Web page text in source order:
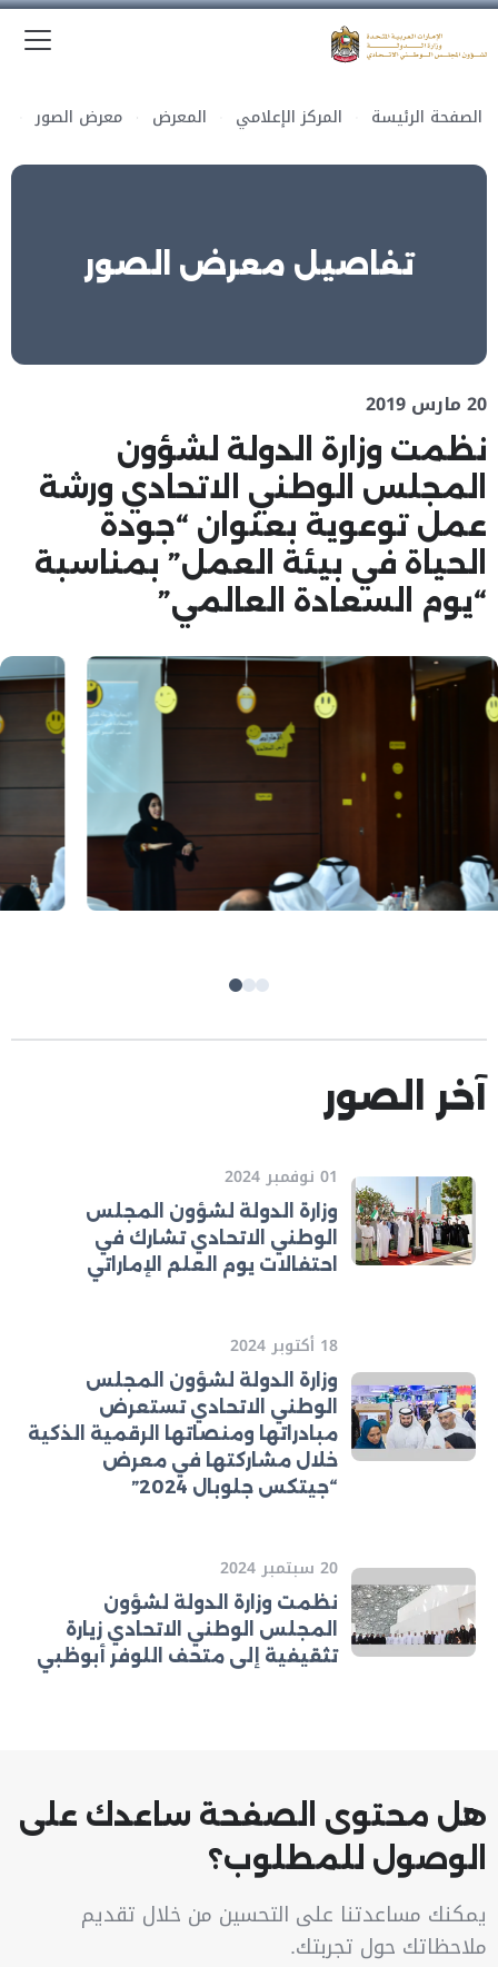
الصفحة الرئيسة المركز الإعلامي المعرض معرض الصور
تفاصيل معرض الصور
20 مارس 2019
نظمت وزارة الدولة لشؤون
المجلس الوطني الاتحادي ورشة
عمل توعوية بعنوان “جودة
الحياة في بيئة العمل” بمناسبة
“يوم السعادة العالمي”
آخر الصور
01 نوفمبر 2024
وزارة الدولة لشؤون المجلس
الوطني الاتحادي تشارك في
احتفالات يوم العلم الإماراتي
18 أكتوبر 2024
وزارة الدولة لشؤون المجلس
الوطني الاتحادي تستعرض
مبادراتها ومنصاتها الرقمية الذكية
خلال مشاركتها في معرض
“جيتكس جلوبال 2024”
20 سبتمبر 2024
نظمت وزارة الدولة لشؤون
المجلس الوطني الاتحادي زيارة
تثقيفية إلى متحف اللوفر أبوظبي
هل محتوى الصفحة ساعدك على
الوصول للمطلوب؟
يمكنك مساعدتنا على التحسين من خلال تقديم
ملاحظاتك حول تجربتك.